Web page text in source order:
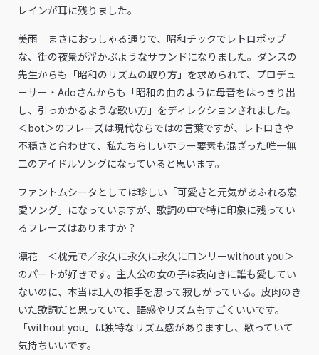
レインが耳に残りました。
美雨 まさにおっしゃる通りで、昭和チックでレトロポップ
な、街の夜景が浮かぶようなサウンドになりました。ダンスの
先生からも「昭和のリズムの取り方」を求められて、プロデュ
ーサー・Adoさんからも「昭和の曲のように母音をはっきり出
し、引っかかるような歌い方」をディレクションされました。
＜bot＞のフレーズは現代ならではの言葉ですが、レトロさや
不穏さと合わせて、私たちらしいホラー要素も混ざった唯一無
二のアイドルソングになっていると思います。
――ファントムシータとしては珍しい「可愛さと元気があふれる恋
愛ソング」になっていますが、歌詞の中で特に印象に残ってい
るフレーズはありますか？
凛花 ＜枕元で／永久に永久に永久にロンリーwithout you＞
のパートが好きです。主人公の女の子は表向きに誰も愛してい
ないのに、本当は1人の相手を思って寂しがっている。皮肉のき
いた歌詞だと思っていて、語感やリズムもすごくいいです。
「without you」は独特なリズム感がありますし、歌っていて
気持ちいいです。